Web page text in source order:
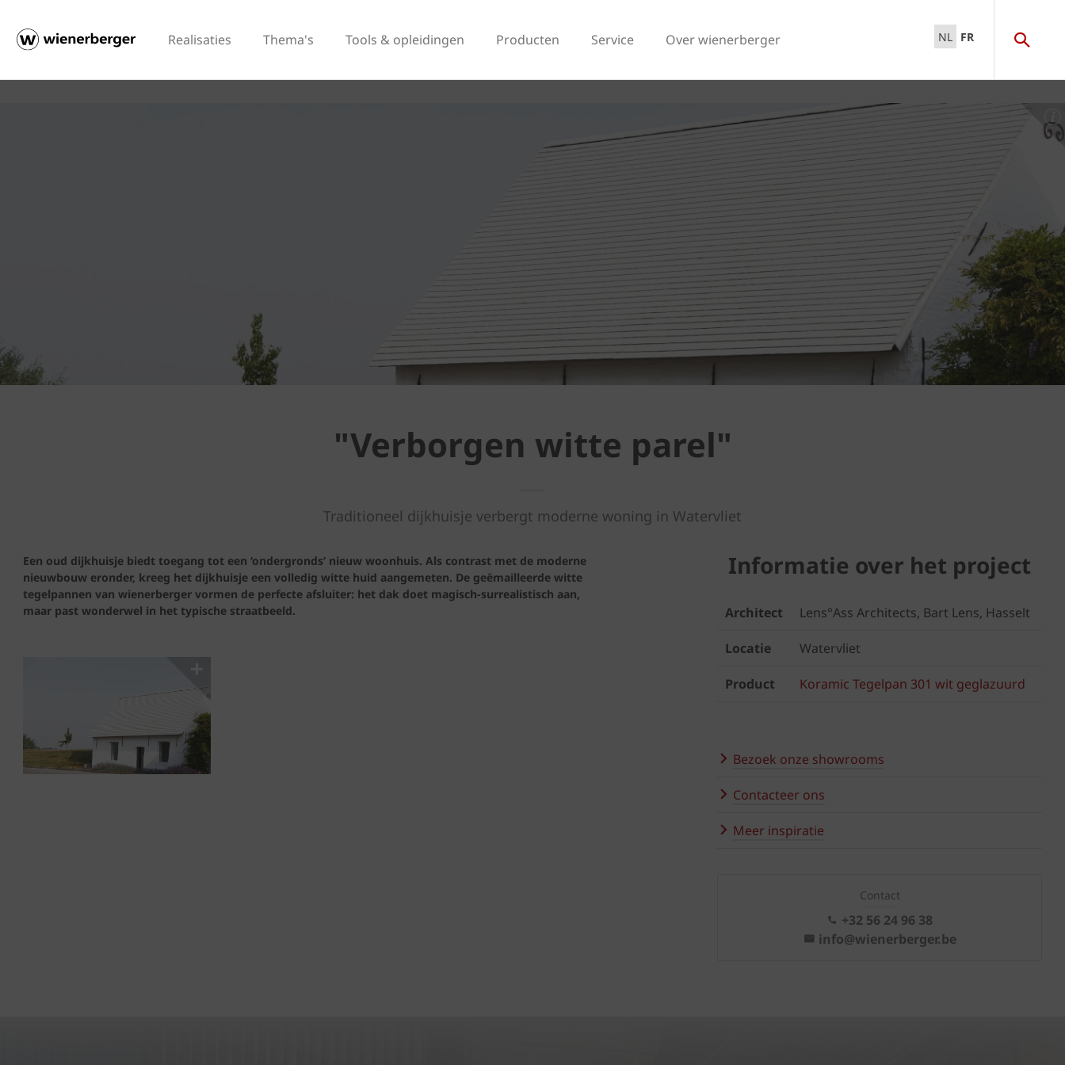
Realisaties Thema's Tools & opleidingen Producten Service Over wienerberger NL FR
"Verborgen witte parel"
Traditioneel dijkhuisje verbergt moderne woning in Watervliet
Een oud dijkhuisje biedt toegang tot een ‘ondergronds’ nieuw woonhuis. Als contrast met de moderne
nieuwbouw eronder, kreeg het dijkhuisje een volledig witte huid aangemeten. De geëmailleerde witte
tegelpannen van wienerberger vormen de perfecte afsluiter: het dak doet magisch-surrealistisch aan,
maar past wonderwel in het typische straatbeeld.
Informatie over het project
Architect Lens°Ass Architects, Bart Lens, Hasselt
Locatie Watervliet
Product Koramic Tegelpan 301 wit geglazuurd
Bezoek onze showrooms
Contacteer ons
Meer inspiratie
Contact
+32 56 24 96 38
info@wienerberger.be